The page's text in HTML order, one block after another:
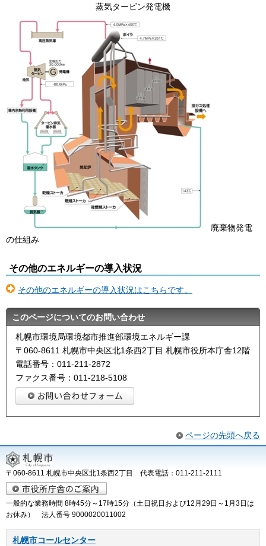
蒸気タービン発電機
廃棄物発電
の仕組み
その他のエネルギーの導入状況
その他のエネルギーの導入状況はこちらです。
このページについてのお問い合わせ
札幌市環境局環境都市推進部環境エネルギー課
〒060-8611 札幌市中央区北1条西2丁目 札幌市役所本庁舎12階
電話番号：011-211-2872
ファクス番号：011-218-5108
ページの先頭へ戻る
〒060-8611 札幌市中央区北1条西2丁目 代表電話：011-211-2111
一般的な業務時間 8時45分～17時15分（土日祝日および12月29日～1月3日は
お休み） 法人番号 9000020011002
札幌市コールセンター